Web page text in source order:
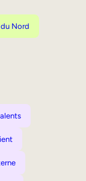
Nord